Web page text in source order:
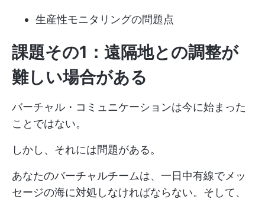
生産性モニタリングの問題点
課題その1：遠隔地との調整が
難しい場合がある
バーチャル・コミュニケーションは今に始まった
ことではない。
しかし、それには問題がある。
あなたのバーチャルチームは、一日中有線でメッ
セージの海に対処しなければならない。そして、